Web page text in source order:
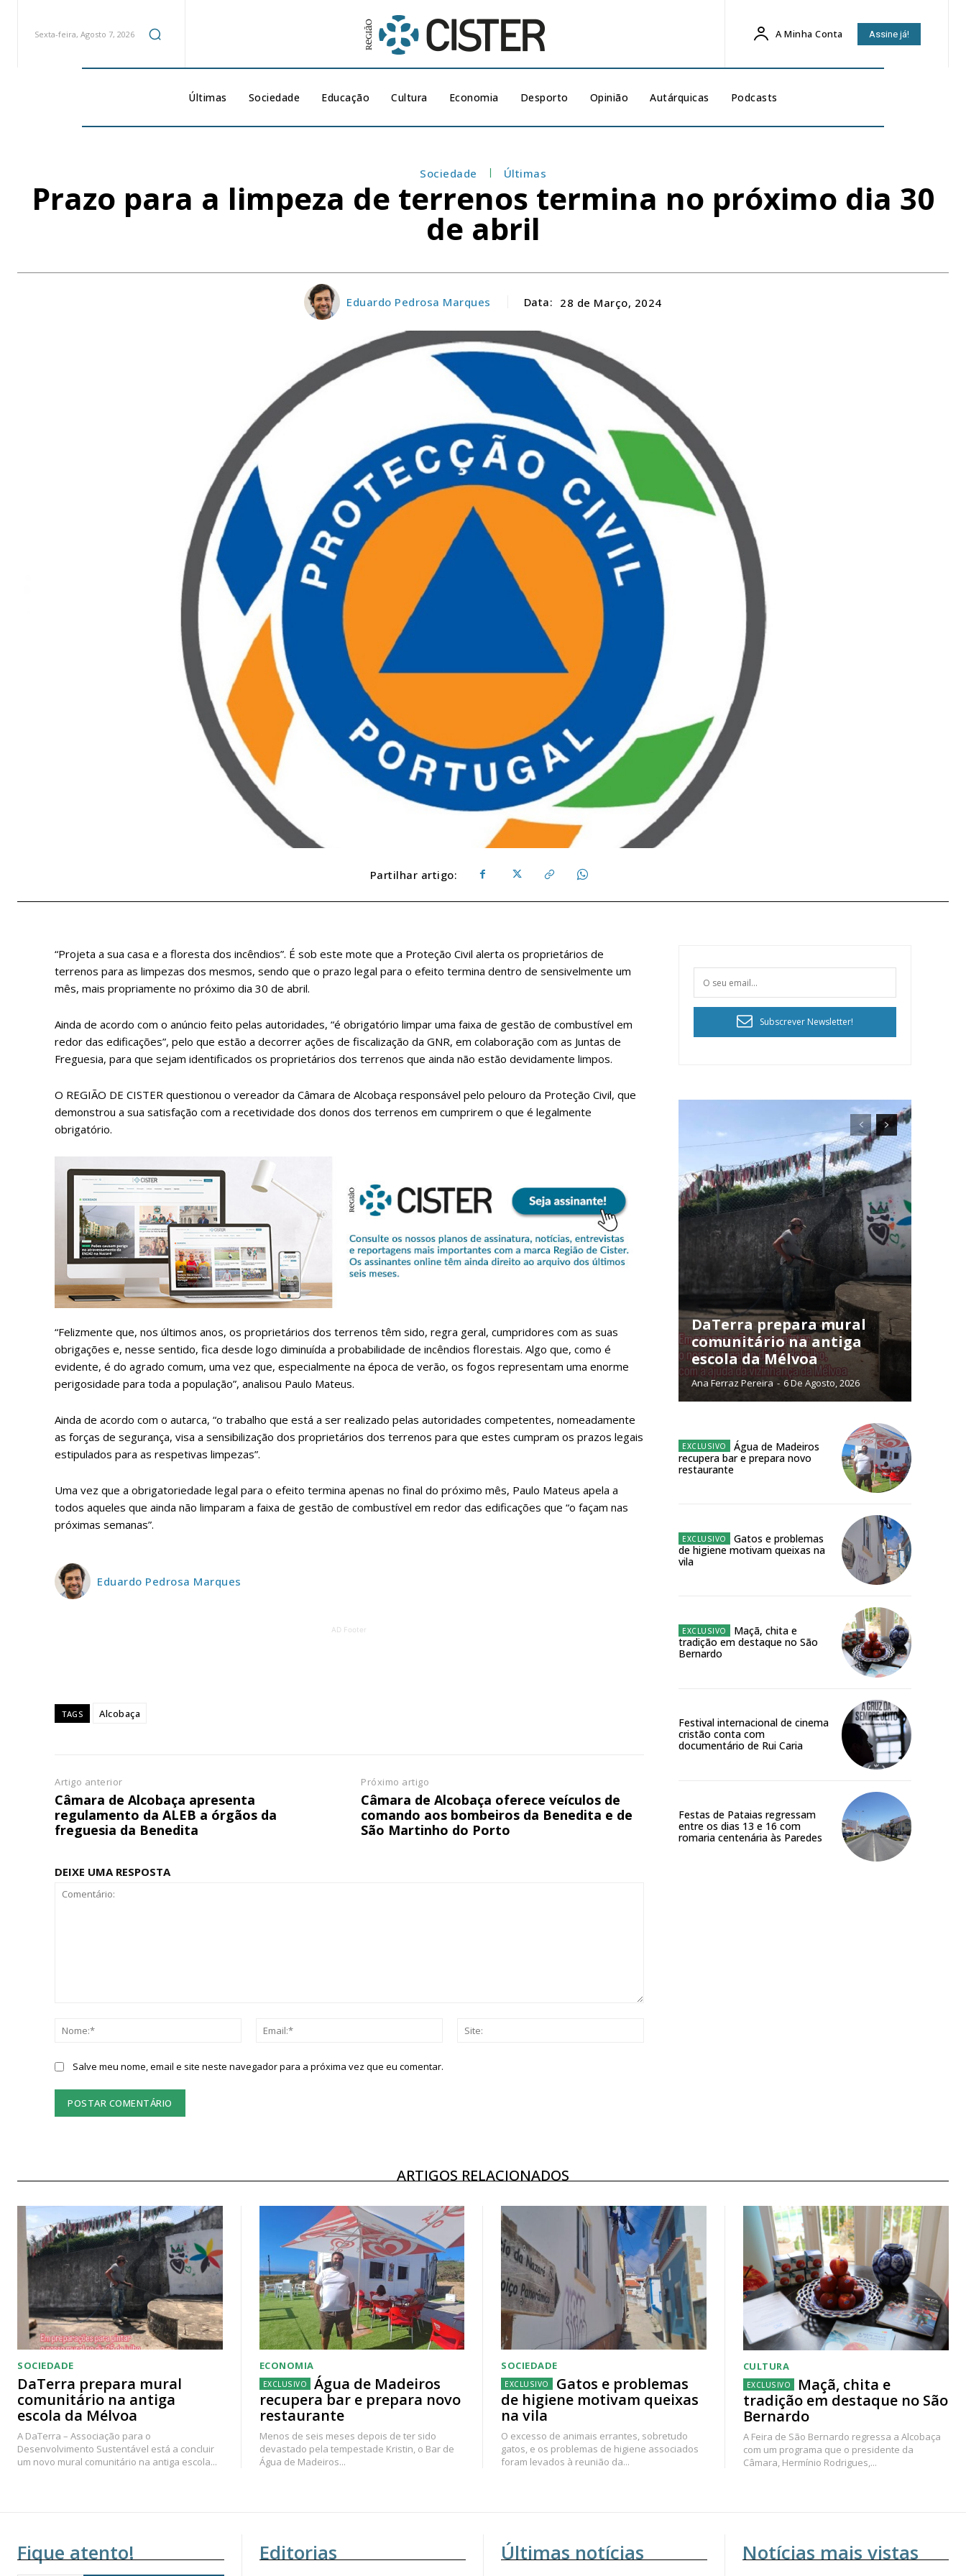
Planos de Assinatura
Faça-se assinante do Região de Cister e ajude-nos a manter este serviço público!
Sendo assinante terá acesso a todos os conteúdos exclusivos e versões digitais.
Escolha o plano de assinatura desejado:
ASSINATURA
IMPRESSA
12 meses
Acesso ao conteúdo online
Ofertas para assinatura anual
ASSINATURA
DIGITAL ANUAL
12 meses
Acesso ao conteúdo online
Acesso aos conteúdos Exclusivos para
Sexta-feira, Agosto 7, 2026 A Minha Conta Assine já!
Últimas Sociedade Educação Cultura Economia Desporto Opinião Autárquicas Podcasts
Sociedade Últimas
Prazo para a limpeza de terrenos termina no próximo dia 30
de abril
Eduardo Pedrosa Marques Data: 28 de Março, 2024
Partilhar artigo:
“Projeta a sua casa e a floresta dos incêndios”. É sob este mote que a Proteção Civil alerta os proprietários de
terrenos para as limpezas dos mesmos, sendo que o prazo legal para o efeito termina dentro de sensivelmente um
mês, mais propriamente no próximo dia 30 de abril.
Ainda de acordo com o anúncio feito pelas autoridades, “é obrigatório limpar uma faixa de gestão de combustível em
redor das edificações”, pelo que estão a decorrer ações de fiscalização da GNR, em colaboração com as Juntas de
Freguesia, para que sejam identificados os proprietários dos terrenos que ainda não estão devidamente limpos.
O REGIÃO DE CISTER questionou o vereador da Câmara de Alcobaça responsável pelo pelouro da Proteção Civil, que
demonstrou a sua satisfação com a recetividade dos donos dos terrenos em cumprirem o que é legalmente
obrigatório.
“Felizmente que, nos últimos anos, os proprietários dos terrenos têm sido, regra geral, cumpridores com as suas
obrigações e, nesse sentido, fica desde logo diminuída a probabilidade de incêndios florestais. Algo que, como é
evidente, é do agrado comum, uma vez que, especialmente na época de verão, os fogos representam uma enorme
perigosidade para toda a população”, analisou Paulo Mateus.
Ainda de acordo com o autarca, “o trabalho que está a ser realizado pelas autoridades competentes, nomeadamente
as forças de segurança, visa a sensibilização dos proprietários dos terrenos para que estes cumpram os prazos legais
estipulados para as respetivas limpezas”.
Uma vez que a obrigatoriedade legal para o efeito termina apenas no final do próximo mês, Paulo Mateus apela a
todos aqueles que ainda não limparam a faixa de gestão de combustível em redor das edificações que “o façam nas
próximas semanas”.
Eduardo Pedrosa Marques
AD Footer
TAGS Alcobaça
Artigo anterior
Câmara de Alcobaça apresenta
regulamento da ALEB a órgãos da
freguesia da Benedita
Próximo artigo
Câmara de Alcobaça oferece veículos de
comando aos bombeiros da Benedita e de
São Martinho do Porto
DEIXE UMA RESPOSTA
Nome:*
Email:*
Salve meu nome, email e site neste navegador para a próxima vez que eu comentar.
Subscrever Newsletter!
DaTerra prepara mural
comunitário na antiga
escola da Mélvoa
Ana Ferraz Pereira - 6 De Agosto, 2026
Água de Madeiros
recupera bar e prepara novo
restaurante
Gatos e problemas
de higiene motivam queixas na
vila
Maçã, chita e
tradição em destaque no São
Bernardo
Festival internacional de cinema
cristão conta com
documentário de Rui Caria
Festas de Pataias regressam
entre os dias 13 e 16 com
romaria centenária às Paredes
ARTIGOS RELACIONADOS
SOCIEDADE
DaTerra prepara mural
comunitário na antiga
escola da Mélvoa
A DaTerra – Associação para o
Desenvolvimento Sustentável está a concluir
um novo mural comunitário na antiga escola...
ECONOMIA
Água de Madeiros
recupera bar e prepara novo
restaurante
Menos de seis meses depois de ter sido
devastado pela tempestade Kristin, o Bar de
Água de Madeiros...
SOCIEDADE
Gatos e problemas
de higiene motivam queixas
na vila
O excesso de animais errantes, sobretudo
gatos, e os problemas de higiene associados
foram levados à reunião da...
CULTURA
Maçã, chita e
tradição em destaque no São
Bernardo
A Feira de São Bernardo regressa a Alcobaça
com um programa que o presidente da
Câmara, Hermínio Rodrigues,...
Fique atento! Editorias Últimas notícias Notícias mais vistas